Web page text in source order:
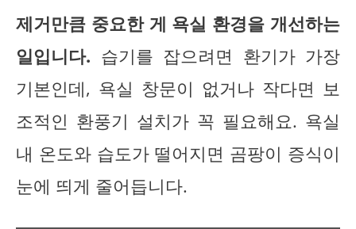
제거만큼 중요한 게 욕실 환경을 개선하는
일입니다. 습기를 잡으려면 환기가 가장
기본인데, 욕실 창문이 없거나 작다면 보
조적인 환풍기 설치가 꼭 필요해요. 욕실
내 온도와 습도가 떨어지면 곰팡이 증식이
눈에 띄게 줄어듭니다.